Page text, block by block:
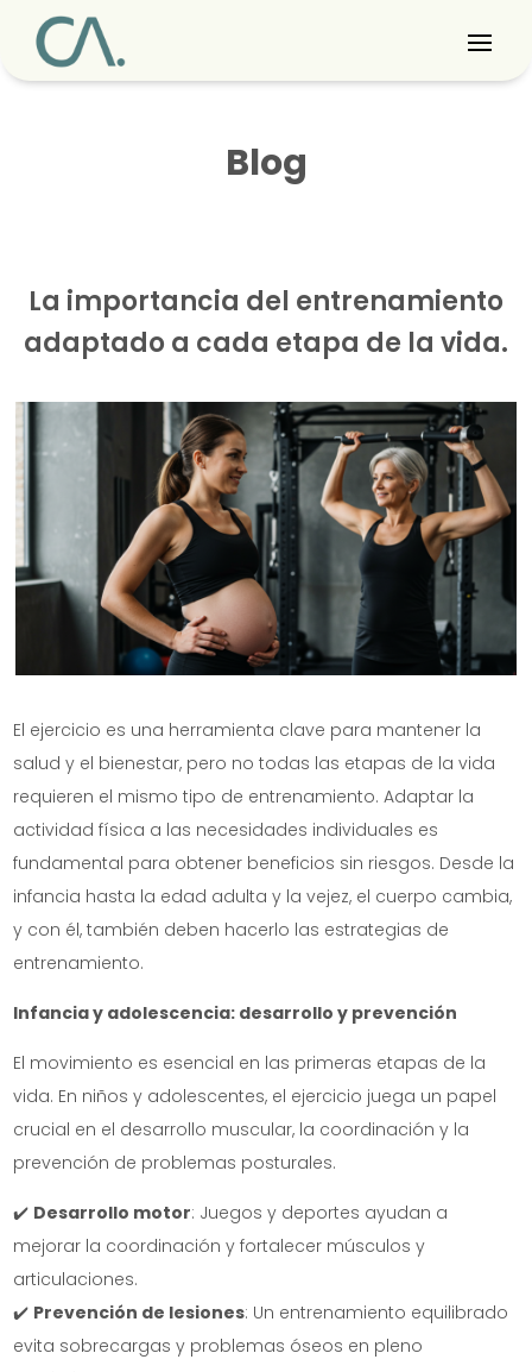
Blog
La importancia del entrenamiento
adaptado a cada etapa de la vida.
El ejercicio es una herramienta clave para mantener la
salud y el bienestar, pero no todas las etapas de la vida
requieren el mismo tipo de entrenamiento. Adaptar la
actividad física a las necesidades individuales es
fundamental para obtener beneficios sin riesgos. Desde la
infancia hasta la edad adulta y la vejez, el cuerpo cambia,
y con él, también deben hacerlo las estrategias de
entrenamiento.
Infancia y adolescencia: desarrollo y prevención
El movimiento es esencial en las primeras etapas de la
vida. En niños y adolescentes, el ejercicio juega un papel
crucial en el desarrollo muscular, la coordinación y la
prevención de problemas posturales.
✔️ Desarrollo motor: Juegos y deportes ayudan a
mejorar la coordinación y fortalecer músculos y
articulaciones.
✔️ Prevención de lesiones: Un entrenamiento equilibrado
evita sobrecargas y problemas óseos en pleno